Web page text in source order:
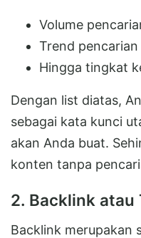
Volume
Trend pencarian
Hingga tingkat
Dengan list diatas,
sebagai kata kunci
akan Anda buat.
konten tanpa
2. Backlink atau
Backlink merupakan